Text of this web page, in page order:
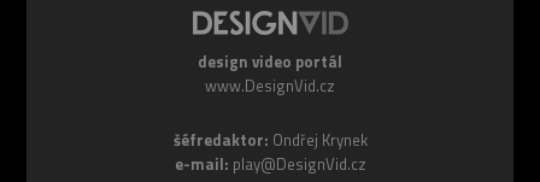
design video portál
www.DesignVid.cz
šéfredaktor: Ondřej Krynek
e-mail: play@DesignVid.cz